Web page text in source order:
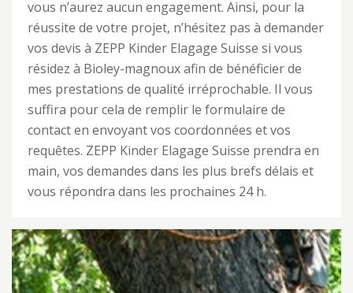
vous n’aurez aucun engagement. Ainsi, pour la
réussite de votre projet, n’hésitez pas à demander
vos devis à ZEPP Kinder Elagage Suisse si vous
résidez à Bioley-magnoux afin de bénéficier de
mes prestations de qualité irréprochable. Il vous
suffira pour cela de remplir le formulaire de
contact en envoyant vos coordonnées et vos
requêtes. ZEPP Kinder Elagage Suisse prendra en
main, vos demandes dans les plus brefs délais et
vous répondra dans les prochaines 24 h.